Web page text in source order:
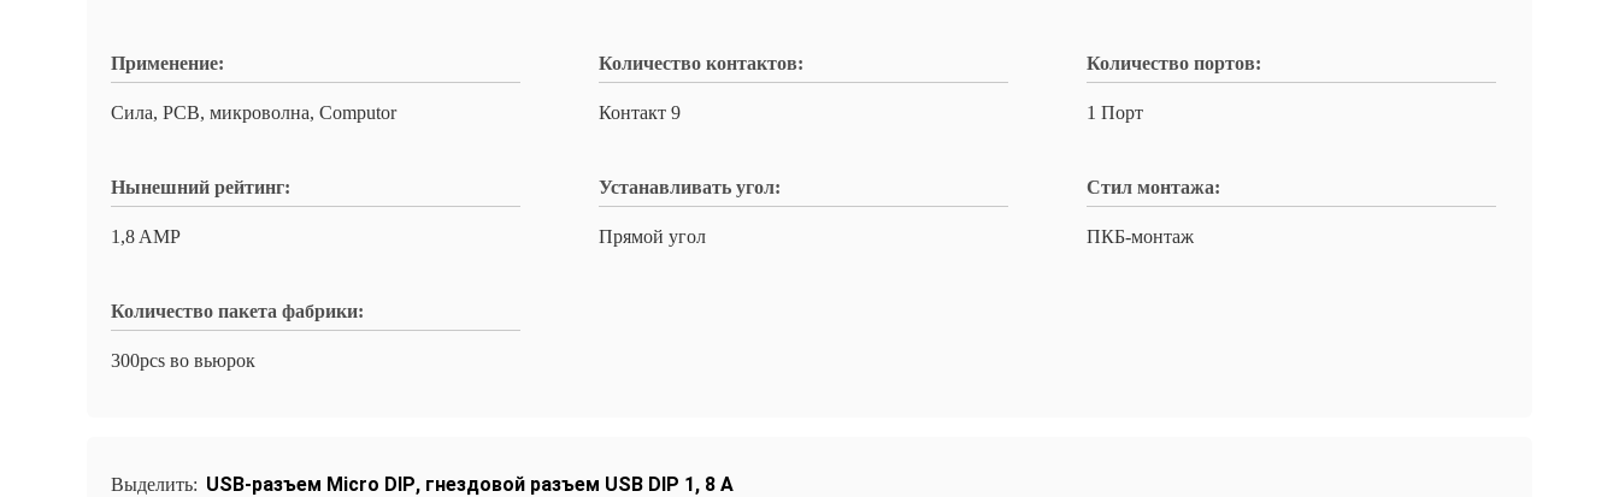
Применение:
Сила, PCB, микроволна, Computor
Количество контактов:
Контакт 9
Количество портов:
1 Порт
Нынешний рейтинг:
1,8 AMP
Устанавливать угол:
Прямой угол
Стил монтажа:
ПКБ-монтаж
Количество пакета фабрики:
300pcs во вьюрок
Выделить: USB-разъем Micro DIP, гнездовой разъем USB DIP 1, 8 А